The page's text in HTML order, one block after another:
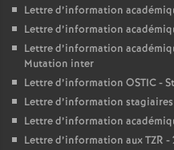
Lettre d’information
Lettre d’information
Lettre d’information
Mutation inter
Lettre d’information OSTIC -
Lettre d’information stagiaires
Lettre d’information
Lettre d’information aux TZR -